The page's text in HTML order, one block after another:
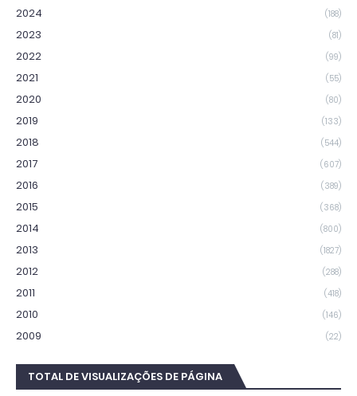
2024 (188)
2023 (81)
2022 (99)
2021 (55)
2020 (80)
2019 (133)
2018 (544)
2017 (607)
2016 (389)
2015 (368)
2014 (800)
2013 (1827)
2012 (288)
2011 (418)
2010 (146)
2009 (22)
TOTAL DE VISUALIZAÇÕES DE PÁGINA